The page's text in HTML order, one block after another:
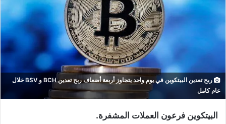
ربح تعدين البيتكوين في يوم واحد يتجاوز أربعة أضعاف ربح تعدين BCH و BSV خلال
عام كامل
البيتكوين فرعون العملات المشفرة.